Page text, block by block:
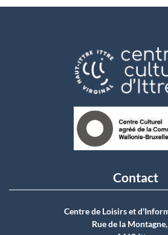
Contact
Centre de Loisirs et
Rue de la